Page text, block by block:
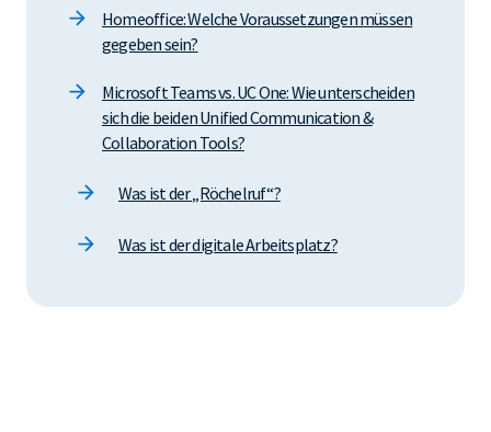
Homeoffice: Welche Voraussetzungen müssen
gegeben sein?
Microsoft Teams vs. UC One: Wie unterscheiden
sich die beiden Unified Communication &
Collaboration Tools?
Was ist der „Röchelruf“?
Was ist der digitale Arbeitsplatz?